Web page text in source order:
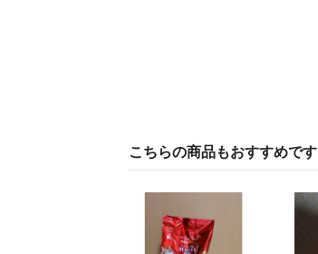
こちらの商品もおすすめです